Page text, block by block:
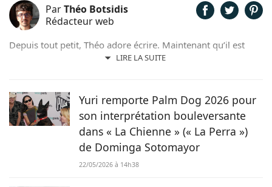
ParThéo Botsidis
Rédacteur web
LIRE LA SUITE
Depuis tout petit, Théo adore écrire. Maintenant qu’il est
rédacteur web, il partage avec plaisir ce qu’il découvre sur le
Yuri remporte Palm Dog 2026 pour
son interprétation bouleversante
dans « La Chienne » (« La Perra »)
de Dominga Sotomayor
22/05/2026 à 14h38